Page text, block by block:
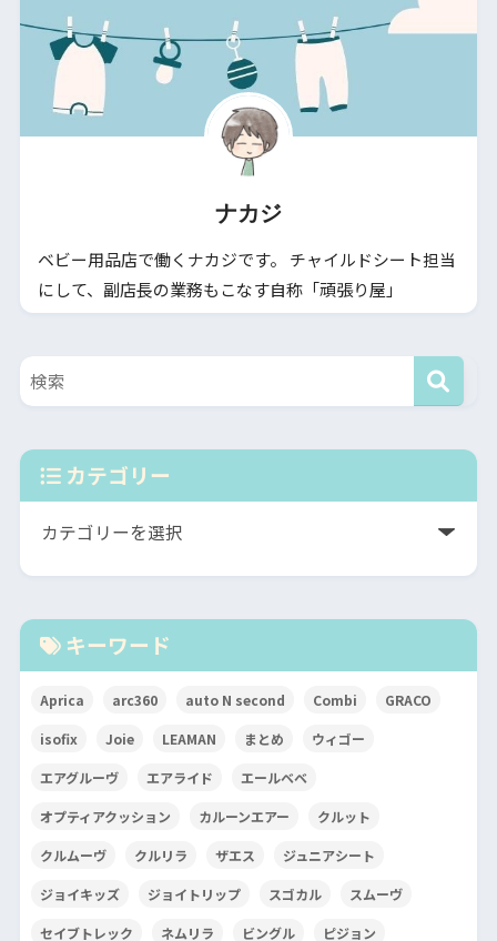
ナカジ
ベビー用品店で働くナカジです。 チャイルドシート担当
にして、副店長の業務もこなす自称「頑張り屋」
カテゴリー
キーワード
Aprica arc360 auto N second Combi GRACO
isofix Joie LEAMAN まとめ ウィゴー
エアグルーヴ エアライド エールベベ
オプティアクッション カルーンエアー クルット
クルムーヴ クルリラ ザエス ジュニアシート
ジョイキッズ ジョイトリップ スゴカル スムーヴ
セイブトレック ネムリラ ビングル ピジョン